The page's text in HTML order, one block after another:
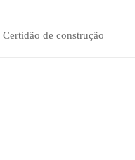
Certidão de construção